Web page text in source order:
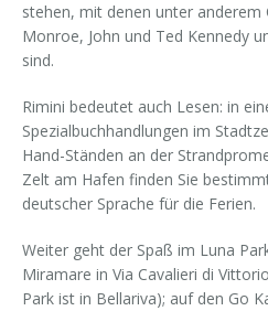
stehen, mit denen unter anderem
Monroe, John und Ted Kennedy
sind.
Rimini bedeutet auch Lesen: in
Spezialbuchhandlungen im
Hand-Ständen an der
Zelt am Hafen finden Sie
deutscher Sprache für die Ferien.
Weiter geht der Spaß im Luna
Miramare in Via Cavalieri di
Park ist in Bellariva); auf den Go